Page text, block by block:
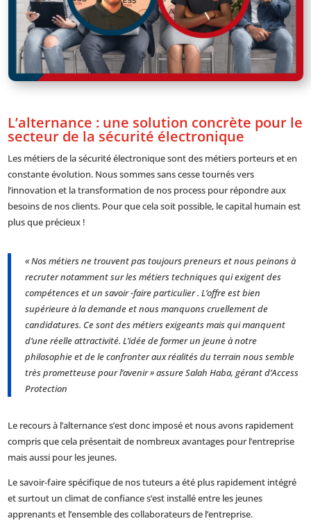
L’alternance : une solution concrète pour le
secteur de la sécurité électronique
Les métiers de la sécurité électronique sont des métiers porteurs et en
constante évolution. Nous sommes sans cesse tournés vers
l’innovation et la transformation de nos process pour répondre aux
besoins de nos clients. Pour que cela soit possible, le capital humain est
plus que précieux !
« Nos métiers ne trouvent pas toujours preneurs et nous peinons à
recruter notamment sur les métiers techniques qui exigent des
compétences et un savoir -faire particulier . L’offre est bien
supérieure à la demande et nous manquons cruellement de
candidatures. Ce sont des métiers exigeants mais qui manquent
d’une réelle attractivité. L’idée de former un jeune à notre
philosophie et de le confronter aux réalités du terrain nous semble
très prometteuse pour l’avenir » assure Salah Haba, gérant d’Access
Protection
Le recours à l’alternance s’est donc imposé et nous avons rapidement
compris que cela présentait de nombreux avantages pour l’entreprise
mais aussi pour les jeunes.
Le savoir-faire spécifique de nos tuteurs a été plus rapidement intégré
et surtout un climat de confiance s’est installé entre les jeunes
apprenants et l’ensemble des collaborateurs de l’entreprise.